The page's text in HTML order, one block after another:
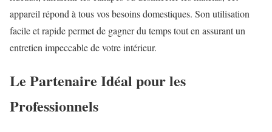
appareil répond à tous vos besoins domestiques. Son utilisation
facile et rapide permet de gagner du temps tout en assurant un
entretien impeccable de votre intérieur.
Le Partenaire Idéal pour les
Professionnels